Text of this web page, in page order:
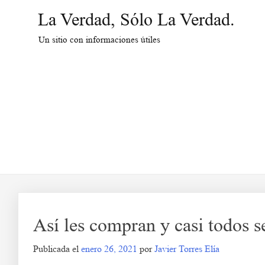
La Verdad, Sólo La Verdad.
Un sitio con informaciones útiles
Así les compran y casi todos
Publicada el enero 26, 2021 porJavier Torres Elía